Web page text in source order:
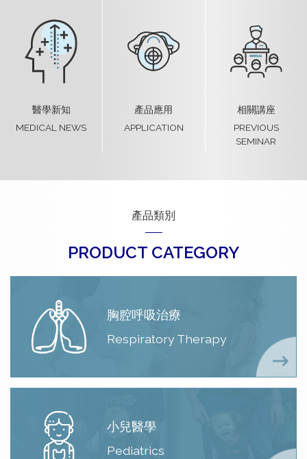
醫學新知
MEDICAL NEWS
產品應用
APPLICATION
相關講座
PREVIOUS
SEMINAR
產品類別
PRODUCT CATEGORY
胸腔呼吸治療
Respiratory Therapy
小兒醫學
Pediatrics